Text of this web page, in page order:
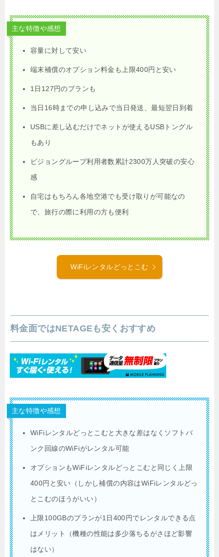
主な特徴や感想
容量に対して安い
端末補償のオプション料金も上限400円と安い
1日127円のプランも
当日16時までの申し込みで当日発送、最短翌日到着
USBに差し込むだけでネットが使えるUSBトングル
もあり
ビジョングループ利用者数累計2300万人突破の安心
感
自宅はもちろん各地空港でも受け取りが可能なの
で、旅行の際に利用の方も便利
WiFiレンタルどっとこむ
料金面ではNETAGEも安くおすすめ
主な特徴や感想
WiFiレンタルどっとこむと大きな差はなくソフトバ
ンク回線のWiFiがレンタル可能
オプションもWiFiレンタルどっとこむと同じく上限
400円と安い（しかし補償の内容はWiFiレンタルどっ
とこむのほうがいい）
上限100GBのプランが1日400円でレンタルできる点
はメリット（機種の性能は多少落ちるがさほど影響
はない）